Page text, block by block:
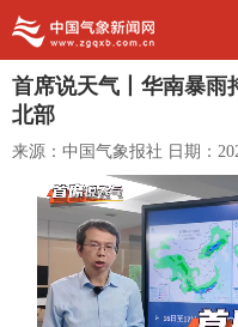
首席说天气丨华南暴雨
北部
来源：中国气象报社 日期：